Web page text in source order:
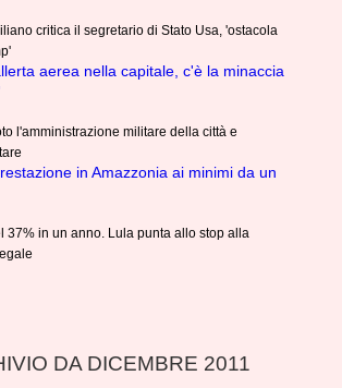
critica il segretario di Stato Usa, 'ostacola
aerea nella capitale, c'è la minaccia
l'amministrazione militare della città e
in Amazzonia ai minimi da un
37% in un anno. Lula punta allo stop alla
DA DICEMBRE 2011